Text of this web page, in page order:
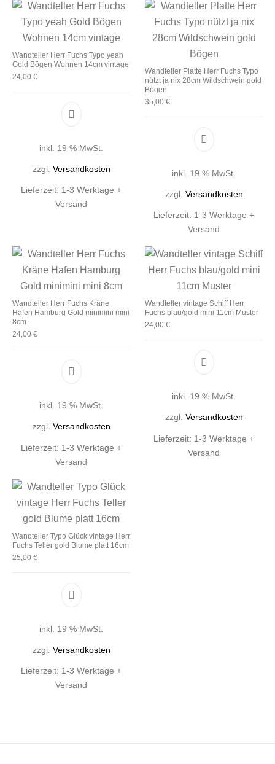
Wandteller Herr Fuchs Typo yeah
Gold Bögen Wohnen 14cm vintage
24,00 €
inkl. 19 % MwSt.
zzgl. Versandkosten
Lieferzeit: 1-3 Werktage +
Versand
Wandteller Platte Herr Fuchs Typo
nützt ja nix 28cm Wildschwein gold
Bögen
35,00 €
inkl. 19 % MwSt.
zzgl. Versandkosten
Lieferzeit: 1-3 Werktage +
Versand
Wandteller Herr Fuchs Kräne
Hafen Hamburg Gold minimini mini
8cm
24,00 €
inkl. 19 % MwSt.
zzgl. Versandkosten
Lieferzeit: 1-3 Werktage +
Versand
Wandteller vintage Schiff Herr
Fuchs blau/gold mini 11cm Muster
24,00 €
inkl. 19 % MwSt.
zzgl. Versandkosten
Lieferzeit: 1-3 Werktage +
Versand
Wandteller Typo Glück vintage Herr
Fuchs Teller gold Blume platt 16cm
25,00 €
inkl. 19 % MwSt.
zzgl. Versandkosten
Lieferzeit: 1-3 Werktage +
Versand